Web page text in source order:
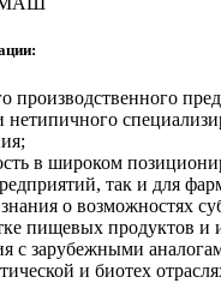
производственного
нетипичного
в широком
так и для
знания о возможностях
пищевых продуктов и
с зарубежными
и биотех